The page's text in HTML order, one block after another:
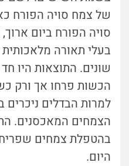
של צמח סויה הפורח
סויה הפורח ביום ארוך,
בעלי תאורה
שונים. התוצאות היו
הכשות פרחו אך ורק
למרות הבדלים ניכרים
הצמחים המאכסנים.
בהטפלת צמחים
היום.